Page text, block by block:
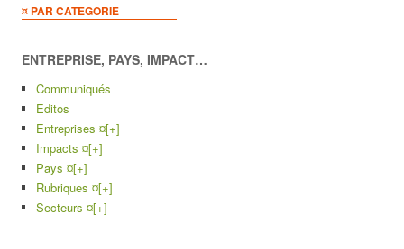
¤ PAR CATEGORIE
ENTREPRISE, PAYS, IMPACT…
Communiqués
Editos
Entreprises ¤[+]
Impacts ¤[+]
Pays ¤[+]
Rubriques ¤[+]
Secteurs ¤[+]